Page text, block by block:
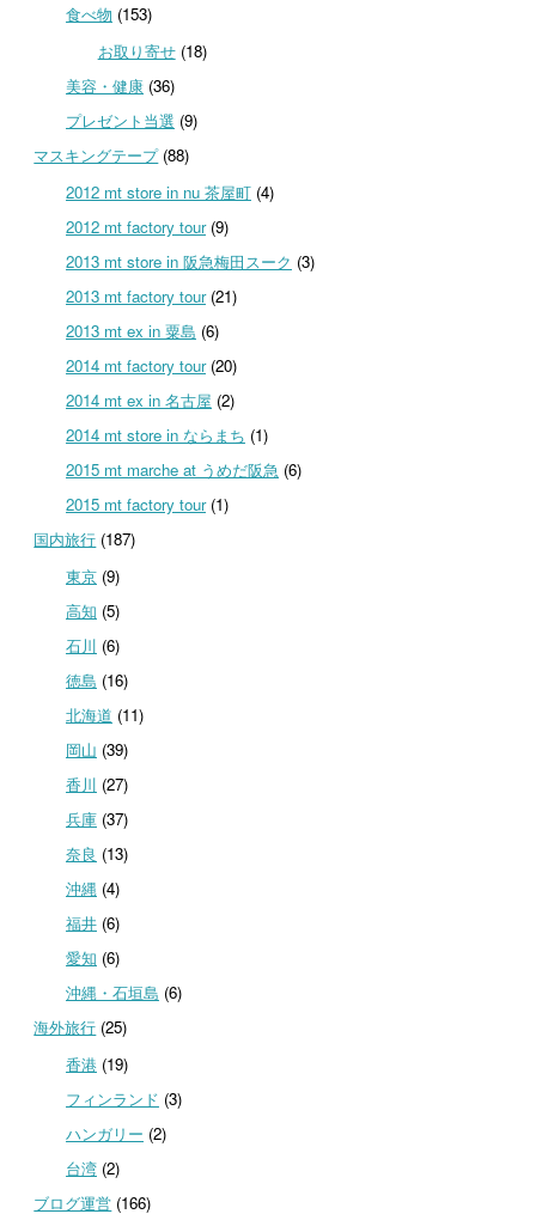
食べ物 (153)
お取り寄せ(18)
美容・健康(36)
プレゼント当選 (9)
マスキングテープ(88)
2012 mt store in nu 茶屋町(4)
2012 mt factory tour(9)
2013 mt store in 阪急梅田スーク (3)
2013 mt factory tour(21)
2013 mt ex in 粟島 (6)
2014 mt factory tour(20)
2014 mt ex in 名古屋 (2)
2014 mt store in ならまち (1)
2015 mt marche at うめだ阪急 (6)
2015 mt factory tour(1)
国内旅行 (187)
東京(9)
高知 (5)
石川 (6)
徳島 (16)
北海道 (11)
岡山 (39)
香川 (27)
兵庫(37)
奈良 (13)
沖縄(4)
福井(6)
愛知 (6)
沖縄・石垣島 (6)
海外旅行 (25)
香港(19)
フィンランド (3)
ハンガリー (2)
台湾(2)
ブログ運営 (166)